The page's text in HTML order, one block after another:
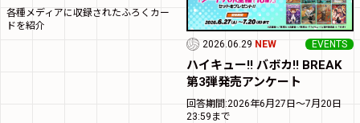
各種メディアに収録されたふろくカー
ドを紹介
2026.06.29 NEW EVENTS
ハイキュー!! バボカ!! BREAK
第3弾発売アンケート
回答期間:2026年6月27日～7月20日
23:59まで